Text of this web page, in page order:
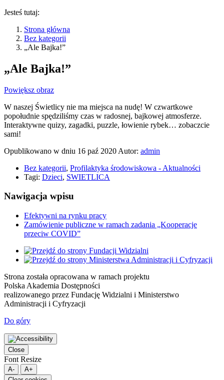
Jesteś tutaj:
Strona główna
Bez kategorii
„Ale Bajka!”
„Ale Bajka!”
Powiększ obraz
W naszej Świetlicy nie ma miejsca na nudę! W czwartkowe
popołudnie spędziliśmy czas w radosnej, bajkowej atmosferze.
Interaktywne quizy, zagadki, puzzle, łowienie rybek… zobaczcie
sami!
Opublikowano w dniu 16 paź 2020 Autor: admin
Bez kategorii, Profilaktyka środowiskowa - Aktualności
Tagi: Dzieci, SWIETLICA
Nawigacja wpisu
Efektywni na rynku pracy
Zamówienie publiczne w ramach zadania „Kooperacje
przeciw COVID”
Strona została opracowana w ramach projektu
Polska Akademia Dostępności
realizowanego przez Fundację Widzialni i Ministerstwo
Administracji i Cyfryzacji
Do góry
Close
Font Resize
A-
A+